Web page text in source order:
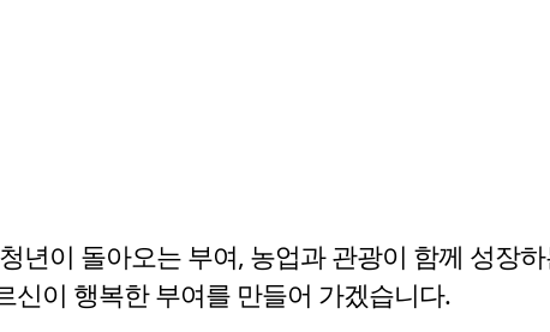
이 돌아오는 부여, 농업과 관광이 함께 성장
신이 행복한 부여를 만들어 가겠습니다.